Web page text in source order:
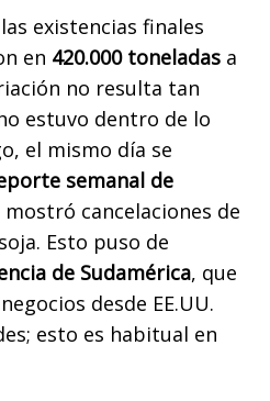
existencias finales
en 420.000 toneladas a
no resulta tan
estuvo dentro de lo
el mismo día se
semanal de
mostró cancelaciones de
Esto puso de
de Sudamérica, que
desde EE.UU.
esto es habitual en